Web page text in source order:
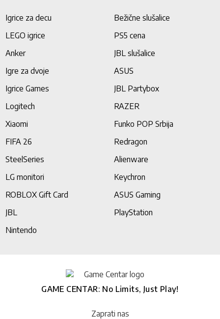
Igrice za decu
Bežične slušalice
LEGO igrice
PS5 cena
Anker
JBL slušalice
Igre za dvoje
ASUS
Igrice Games
JBL Partybox
Logitech
RAZER
Xiaomi
Funko POP Srbija
FIFA 26
Redragon
SteelSeries
Alienware
LG monitori
Keychron
ROBLOX Gift Card
ASUS Gaming
JBL
PlayStation
Nintendo
GAME CENTAR: No Limits, Just Play!
Zaprati nas